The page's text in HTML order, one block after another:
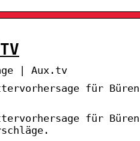
| Aux.tv
für
für